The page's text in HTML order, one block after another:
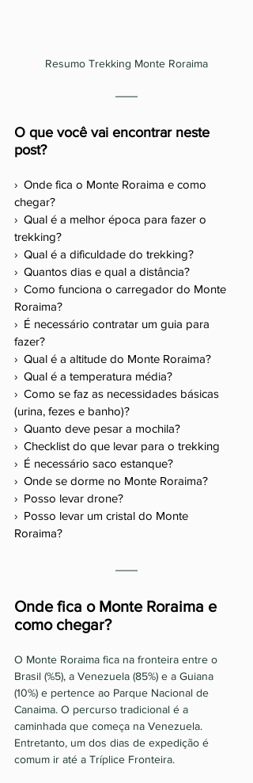
Resumo Trekking Monte Roraima
O que você vai encontrar neste
post?
›  Onde fica o Monte Roraima e como
chegar?
›  Qual é a melhor época para fazer o
trekking?
›  Qual é a dificuldade do trekking?
›  Quantos dias e qual a distância?
›  Como funciona o carregador do Monte
Roraima?
›  É necessário contratar um guia para
fazer?
›  Qual é a altitude do Monte Roraima?
›  Qual é a temperatura média?
›  Como se faz as necessidades básicas
(urina, fezes e banho)?
›  Quanto deve pesar a mochila?
›  Checklist do que levar para o trekking
›  É necessário saco estanque?
›  Onde se dorme no Monte Roraima?
›  Posso levar drone?
›  Posso levar um cristal do Monte
Roraima?
Onde fica o Monte Roraima e
como chegar?
O Monte Roraima fica na fronteira entre o
Brasil (%5), a Venezuela (85%) e a Guiana
(10%) e pertence ao Parque Nacional de
Canaima. O percurso tradicional é a
caminhada que começa na Venezuela.
Entretanto, um dos dias de expedição é
comum ir até a Tríplice Fronteira.